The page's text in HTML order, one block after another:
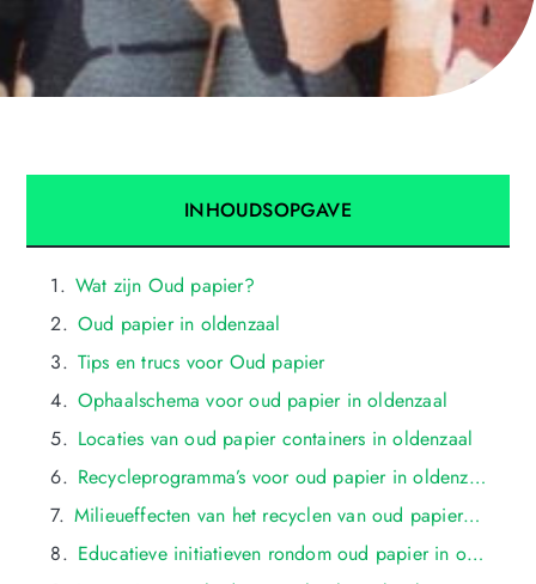
INHOUDSOPGAVE
Wat zijn Oud papier?
Oud papier in oldenzaal
Tips en trucs voor Oud papier
Ophaalschema voor oud papier in oldenzaal
Locaties van oud papier containers in oldenzaal
Recycleprogramma’s voor oud papier in oldenzaal
Milieueffecten van het recyclen van oud papier in oldenzaal
Educatieve initiatieven rondom oud papier in oldenzaal